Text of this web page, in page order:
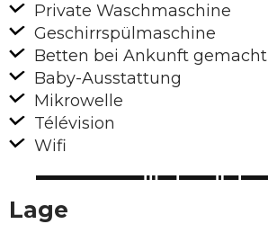
Private Waschmaschine
Geschirrspülmaschine
Betten bei Ankunft gemacht
Baby-Ausstattung
Mikrowelle
Télévision
Wifi
Lage